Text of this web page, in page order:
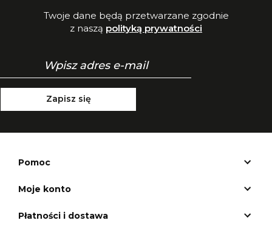
Twoje dane będą przetwarzane zgodnie
z naszą polityką prywatności
Zapisz się
Pomoc
Moje konto
Płatności i dostawa